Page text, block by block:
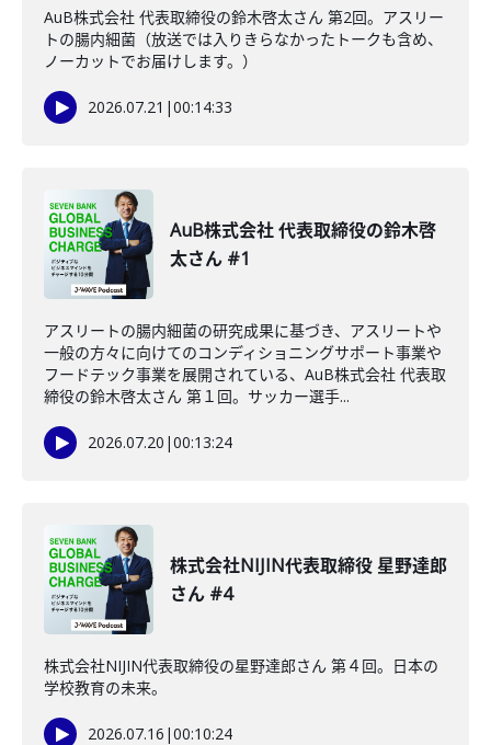
AuB株式会社 代表取締役の鈴木啓太さん 第2回。アスリー
トの腸内細菌（放送では入りきらなかったトークも含め、
ノーカットでお届けします。）
2026.07.21 |00:14:33
AuB株式会社 代表取締役の鈴木啓
太さん #1
アスリートの腸内細菌の研究成果に基づき、アスリートや
一般の方々に向けてのコンディショニングサポート事業や
フードテック事業を展開されている、AuB株式会社 代表取
締役の鈴木啓太さん 第１回。サッカー選手...
2026.07.20 |00:13:24
株式会社NIJIN代表取締役 星野達郎
さん #4
株式会社NIJIN代表取締役の星野達郎さん 第４回。日本の
学校教育の未来。
2026.07.16 |00:10:24